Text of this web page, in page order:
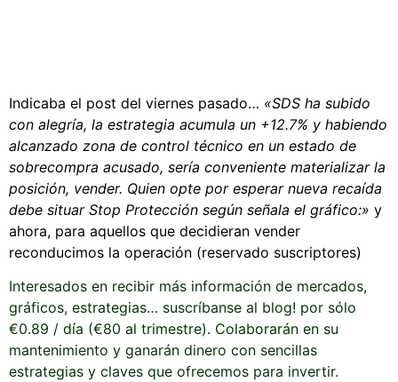
Indicaba el post del viernes pasado… «SDS ha subido
con alegría, la estrategia acumula un +12.7% y habiendo
alcanzado zona de control técnico en un estado de
sobrecompra acusado, sería conveniente materializar la
posición, vender. Quien opte por esperar nueva recaída
debe situar Stop Protección según señala el gráfico:» y
ahora, para aquellos que decidieran vender
reconducimos la operación (reservado suscriptores)
Interesados en recibir más información de mercados,
gráficos, estrategias… suscríbanse al blog! por sólo
€0.89 / día (€80 al trimestre). Colaborarán en su
mantenimiento y ganarán dinero con sencillas
estrategias y claves que ofrecemos para invertir.